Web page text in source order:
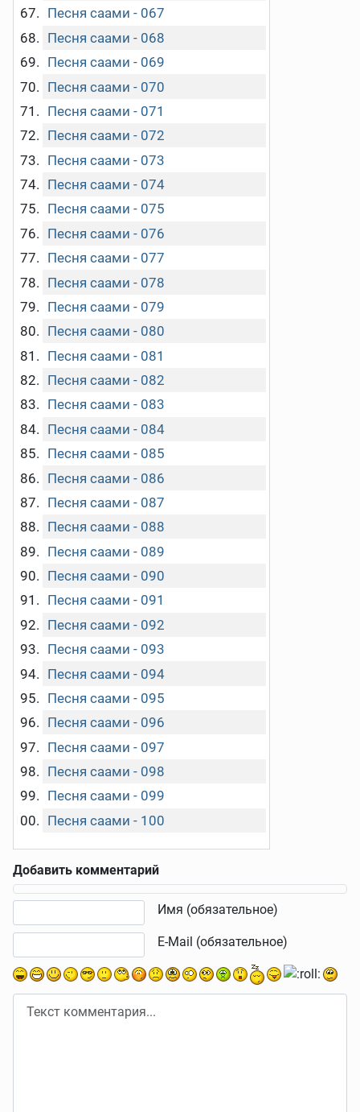
Песня саами - 067
Песня саами - 068
Песня саами - 069
Песня саами - 070
Песня саами - 071
Песня саами - 072
Песня саами - 073
Песня саами - 074
Песня саами - 075
Песня саами - 076
Песня саами - 077
Песня саами - 078
Песня саами - 079
Песня саами - 080
Песня саами - 081
Песня саами - 082
Песня саами - 083
Песня саами - 084
Песня саами - 085
Песня саами - 086
Песня саами - 087
Песня саами - 088
Песня саами - 089
Песня саами - 090
Песня саами - 091
Песня саами - 092
Песня саами - 093
Песня саами - 094
Песня саами - 095
Песня саами - 096
Песня саами - 097
Песня саами - 098
Песня саами - 099
Песня саами - 100
Добавить комментарий
Имя (обязательное)
E-Mail (обязательное)